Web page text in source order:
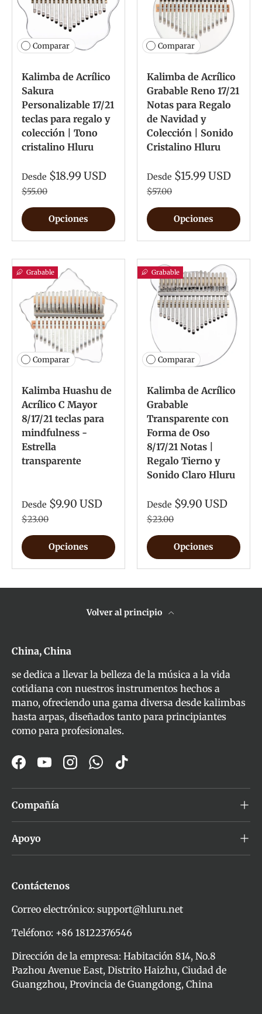
Comparar
Kalimba de Acrílico
Sakura
Personalizable 17/21
teclas para regalo y
colección | Tono
cristalino Hluru
Desde $18.99 USD
$55.00
Opciones
Comparar
Kalimba de Acrílico
Grabable Reno 17/21
Notas para Regalo
de Navidad y
Colección | Sonido
Cristalino Hluru
Desde $15.99 USD
$57.00
Opciones
Grabable
Comparar
Kalimba Huashu de
Acrílico C Mayor
8/17/21 teclas para
mindfulness -
Estrella
transparente
Desde $9.90 USD
$23.00
Opciones
Grabable
Comparar
Kalimba de Acrílico
Grabable
Transparente con
Forma de Oso
8/17/21 Notas |
Regalo Tierno y
Sonido Claro Hluru
Desde $9.90 USD
$23.00
Opciones
Volver al principio
China, China
se dedica a llevar la belleza de la música a la vida
cotidiana con nuestros instrumentos hechos a
mano, ofreciendo una gama diversa desde kalimbas
hasta arpas, diseñados tanto para principiantes
como para profesionales.
FacebookYouTubeInstagram
WhatsApp
TikTok
Compañía
Apoyo
Contáctenos
Correo electrónico: support@hluru.net
Teléfono: +86 18122376546
Dirección de la empresa: Habitación 814, No.8
Pazhou Avenue East, Distrito Haizhu, Ciudad de
Guangzhou, Provincia de Guangdong, China